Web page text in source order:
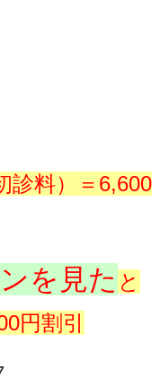
診料）＝6,600
を見た と
円割引